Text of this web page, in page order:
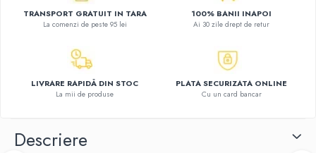
Atlase, dictionare si enciclopedii
Dictionare de limba romana
Dictionare tematice
Diete si fitness
Diverse
TRANSPORT GRATUIT IN TARA
La comenzi de peste 95 lei
100% BANII INAPOI
Ai 30 zile drept de retur
LIVRARE RAPIDĂ DIN STOC
La mii de produse
PLATA SECURIZATA ONLINE
Cu un card bancar
Descriere